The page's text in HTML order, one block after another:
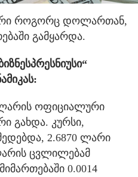
როგორც დოლართან,
გამყარდა.
ოფიციალური
გახდა. კურსი,
2.6870 ლარი
ცვლილებამ
0.0014